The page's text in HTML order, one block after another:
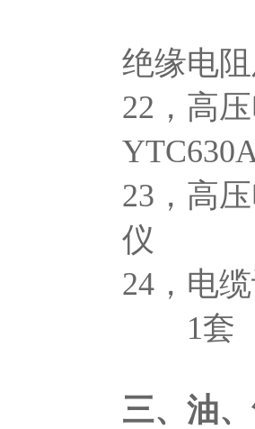
绝缘电
22，
23，高
仪
24
1套
三、油